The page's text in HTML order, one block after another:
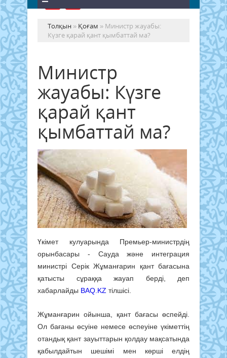
Толқын » Қоғам » Министр жауабы:
Күзге қарай қант қымбаттай ма?
Министр
жауабы: Күзге
қарай қант
қымбаттай ма?
Үкімет кулуарында Премьер-министрдің
орынбасары - Сауда және интеграция
министрі Серік Жұманғарин қант бағасына
қатысты сұраққа жауап берді, деп
хабарлайды BAQ.KZ тілшісі.
Жұманғарин ойынша, қант бағасы өспейді.
Ол бағаны өсуіне немесе өспеуіне үкіметтің
отандық қант зауыттарын қолдау мақсатында
қабылдайтын шешімі мен көрші елдің